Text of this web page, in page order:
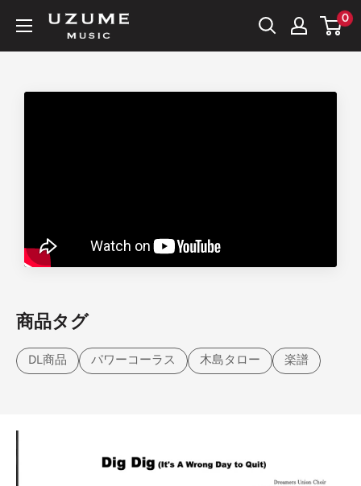
UZUME
0
商品タグ
DL商品 パワーコーラス 木島タロー 楽譜